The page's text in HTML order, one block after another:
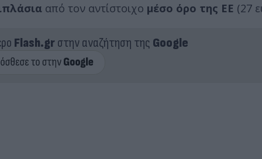
από τον αντίστοιχο μέσο όρο της ΕΕ (27
Flash.grστην αναζήτηση της Google